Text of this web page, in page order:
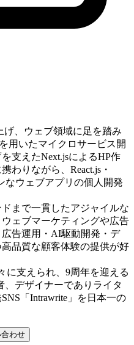
げ、ウェブ領域に足を踏み
用いたマイクロサービス開
支えたNext.jsによるHP作
わりながら、React.js・
なウェブアプリの個人開発
まで一貫したアジャイルな
ェブマーケティングや広告
告運用・AI駆動開発・デ
品質な顧客体験の提供が好
に支えられ、9周年を迎える
、デザイナーでありライタ
「Intrawrite」を日本一の
わせ